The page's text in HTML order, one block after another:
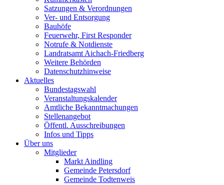
Satzungen & Verordnungen
Ver- und Entsorgung
Bauhöfe
Feuerwehr, First Responder
Notrufe & Notdienste
Landratsamt Aichach-Friedberg
Weitere Behörden
Datenschutzhinweise
Aktuelles
Bundestagswahl
Veranstaltungskalender
Amtliche Bekanntmachungen
Stellenangebot
Öffentl. Ausschreibungen
Infos und Tipps
Über uns
Mitglieder
Markt Aindling
Gemeinde Petersdorf
Gemeinde Todtenweis